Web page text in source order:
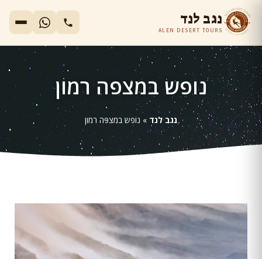
נגב לנד
ALEN DESERT TOURS
נופש במצפה רמון
נגב לנד »נופש במצפה רמון